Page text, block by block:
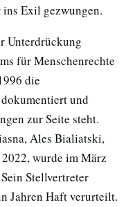
Exil gezwungen.
Unterdrückung
für Menschenrechte
die
und
zur Seite steht.
Ales Bialiatski,
wurde im März
Stellvertreter
Jahren Haft verurteilt.